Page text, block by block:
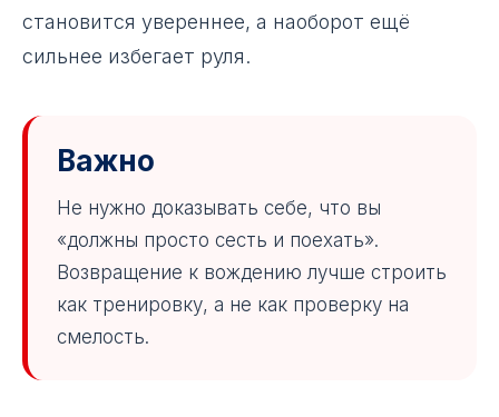
становится увереннее, а наоборот ещё
сильнее избегает руля.
Важно
Не нужно доказывать себе, что вы
«должны просто сесть и поехать».
Возвращение к вождению лучше строить
как тренировку, а не как проверку на
смелость.